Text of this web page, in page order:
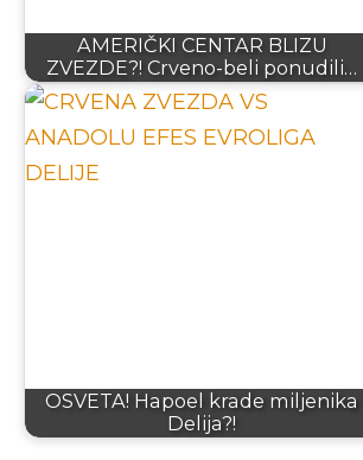
AMERIČKI CENTAR BLIZU
ZVEZDE?! Crveno-beli ponudili…
OSVETA! Hapoel krade miljenika
Delija?!